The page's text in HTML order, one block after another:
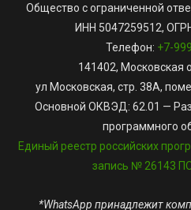
Общество с ограниченной
ИНН 5047259512,
Телефон: +7-
141402, Московская
ул Московская, стр. 38А,
Основной ОКВЭД: 62.01 —
программного
Единый реестр российских
запись № 26143 ПО
*WhatsApp принадлежит